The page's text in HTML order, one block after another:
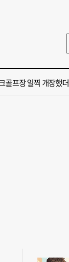
청사, 북항 재개발 부
오늘의 운세] 8월 6